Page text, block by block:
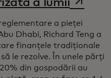
a lumii
a pieței
Dhabi, Richard Teng a
finanțele tradiționale
le rezolve. În unele părți
din gospodării au